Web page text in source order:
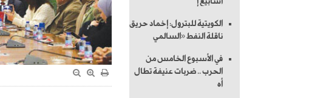
الكويتية للبترول: إخماد حريق
ناقلة النفط «السالمي
في الأسبوع الخامس من
الحرب .. ضربات عنيفة تطال
أه